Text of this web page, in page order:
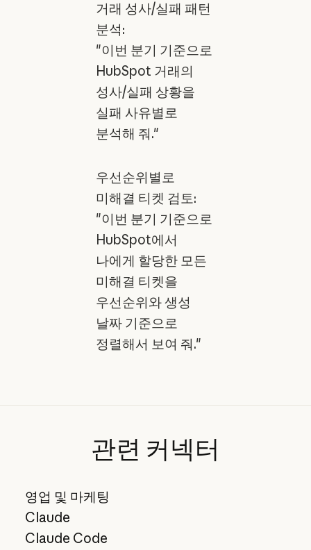
거래 성사/실패 패턴
분석:
"이번 분기 기준으로
HubSpot 거래의
성사/실패 상황을
실패 사유별로
분석해 줘."
우선순위별로
미해결 티켓 검토:
"이번 분기 기준으로
HubSpot에서
나에게 할당한 모든
미해결 티켓을
우선순위와 생성
날짜 기준으로
정렬해서 보여 줘."
관련 커넥터
영업 및 마케팅
Claude
Claude Code